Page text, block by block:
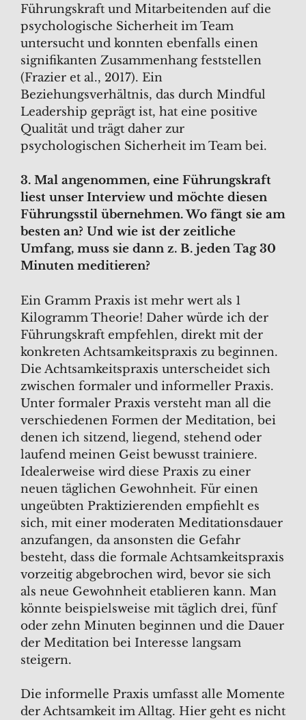
Führungskraft und Mitarbeitenden auf die
psychologische Sicherheit im Team
untersucht und konnten ebenfalls einen
signifikanten Zusammenhang feststellen
(Frazier et al., 2017). Ein
Beziehungsverhältnis, das durch Mindful
Leadership geprägt ist, hat eine positive
Qualität und trägt daher zur
psychologischen Sicherheit im Team bei.
3. Mal angenommen, eine Führungskraft
liest unser Interview und möchte diesen
Führungsstil übernehmen. Wo fängt sie am
besten an? Und wie ist der zeitliche
Umfang, muss sie dann z. B. jeden Tag 30
Minuten meditieren?
Ein Gramm Praxis ist mehr wert als 1
Kilogramm Theorie! Daher würde ich der
Führungskraft empfehlen, direkt mit der
konkreten Achtsamkeitspraxis zu beginnen.
Die Achtsamkeitspraxis unterscheidet sich
zwischen formaler und informeller Praxis.
Unter formaler Praxis versteht man all die
verschiedenen Formen der Meditation, bei
denen ich sitzend, liegend, stehend oder
laufend meinen Geist bewusst trainiere.
Idealerweise wird diese Praxis zu einer
neuen täglichen Gewohnheit. Für einen
ungeübten Praktizierenden empfiehlt es
sich, mit einer moderaten Meditationsdauer
anzufangen, da ansonsten die Gefahr
besteht, dass die formale Achtsamkeitspraxis
vorzeitig abgebrochen wird, bevor sie sich
als neue Gewohnheit etablieren kann. Man
könnte beispielsweise mit täglich drei, fünf
oder zehn Minuten beginnen und die Dauer
der Meditation bei Interesse langsam
steigern.
Die informelle Praxis umfasst alle Momente
der Achtsamkeit im Alltag. Hier geht es nicht